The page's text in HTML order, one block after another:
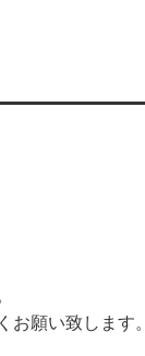
お願い致します。